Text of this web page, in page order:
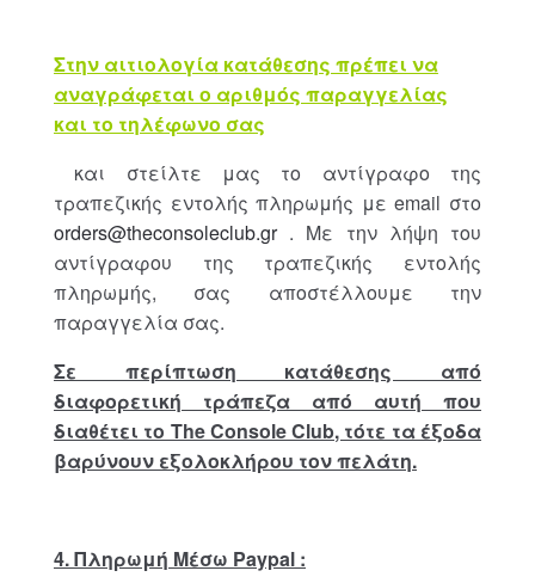
Στην αιτιολογία κατάθεσης πρέπει να
αναγράφεται ο αριθμός παραγγελίας
και το τηλέφωνο σας
και στείλτε μας το αντίγραφο της
τραπεζικής εντολής πληρωμής με email στο
orders@theconsoleclub.gr. Με την λήψη του
αντίγραφου της τραπεζικής εντολής
πληρωμής, σας αποστέλλουμε την
παραγγελία σας.
Σε περίπτωση κατάθεσης από
διαφορετική τράπεζα από αυτή που
διαθέτει το The Console Club, τότε τα έξοδα
βαρύνουν εξολοκλήρου τον πελάτη.
4. Πληρωμή Μέσω Paypal :